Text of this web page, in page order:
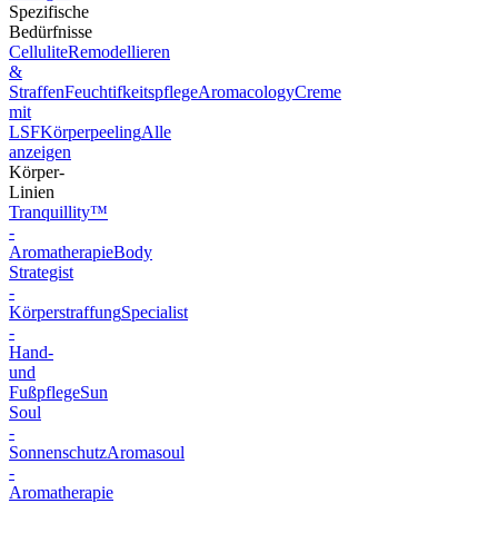
Spezifische
Bedürfnisse
CelluliteRemodellieren
&
StraffenFeuchtifkeitspflegeAromacologyCreme
mit
LSFKörperpeelingAlle
anzeigen
Körper-
Linien
Tranquillity™
-
AromatherapieBody
Strategist
-
KörperstraffungSpecialist
-
Hand-
und
FußpflegeSun
Soul
-
SonnenschutzAromasoul
-
Aromatherapie